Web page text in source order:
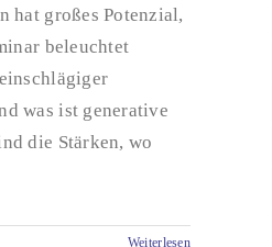
hat großes Potenzial,
beleuchtet
was ist generative
die Stärken, wo
Weiterlesen